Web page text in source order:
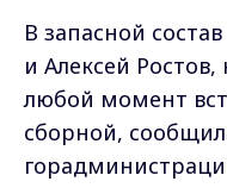
В запасной
и Алексей
любой момент
сборной,